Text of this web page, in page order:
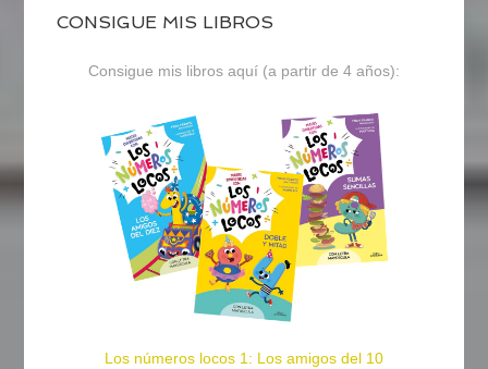
CONSIGUE MIS LIBROS
Consigue mis libros aquí (a partir de 4 años):
Los números locos 1: Los amigos del 10